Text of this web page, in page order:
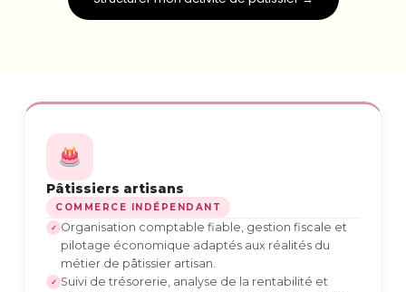
Pâtissiers artisans
COMMERCE INDÉPENDANT
✓ Organisation comptable fiable, gestion fiscale et
pilotage économique adaptés aux réalités du
métier de pâtissier artisan.
✓ Suivi de trésorerie, analyse de la rentabilité et